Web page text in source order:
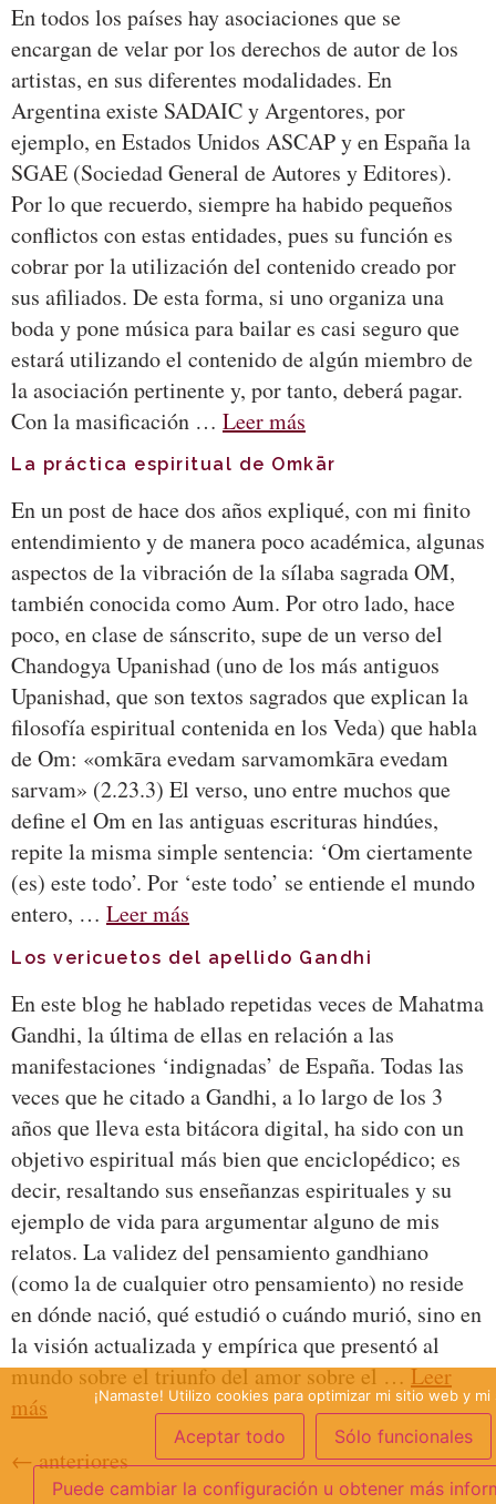
En todos los países hay asociaciones que se
encargan de velar por los derechos de autor de los
artistas, en sus diferentes modalidades. En
Argentina existe SADAIC y Argentores, por
ejemplo, en Estados Unidos ASCAP y en España la
SGAE (Sociedad General de Autores y Editores).
Por lo que recuerdo, siempre ha habido pequeños
conflictos con estas entidades, pues su función es
cobrar por la utilización del contenido creado por
sus afiliados. De esta forma, si uno organiza una
boda y pone música para bailar es casi seguro que
estará utilizando el contenido de algún miembro de
la asociación pertinente y, por tanto, deberá pagar.
Con la masificación … Leer más
La práctica espiritual de Omkār
En un post de hace dos años expliqué, con mi finito
entendimiento y de manera poco académica, algunas
aspectos de la vibración de la sílaba sagrada OM,
también conocida como Aum. Por otro lado, hace
poco, en clase de sánscrito, supe de un verso del
Chandogya Upanishad (uno de los más antiguos
Upanishad, que son textos sagrados que explican la
filosofía espiritual contenida en los Veda) que habla
de Om: «omkāra evedam sarvamomkāra evedam
sarvam» (2.23.3) El verso, uno entre muchos que
define el Om en las antiguas escrituras hindúes,
repite la misma simple sentencia: ‘Om ciertamente
(es) este todo’. Por ‘este todo’ se entiende el mundo
entero, … Leer más
Los vericuetos del apellido Gandhi
En este blog he hablado repetidas veces de Mahatma
Gandhi, la última de ellas en relación a las
manifestaciones ‘indignadas’ de España. Todas las
veces que he citado a Gandhi, a lo largo de los 3
años que lleva esta bitácora digital, ha sido con un
objetivo espiritual más bien que enciclopédico; es
decir, resaltando sus enseñanzas espirituales y su
ejemplo de vida para argumentar alguno de mis
relatos. La validez del pensamiento gandhiano
(como la de cualquier otro pensamiento) no reside
en dónde nació, qué estudió o cuándo murió, sino en
la visión actualizada y empírica que presentó al
mundo sobre el triunfo del amor sobre el …Leer
más
←anteriores
¡Namaste! Utilizo cookies para optimizar mi sitio web y mi
Aceptar todo Sólo funcionales
Puede cambiar la configuración u obtener más